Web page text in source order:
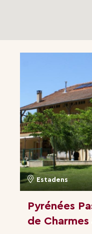
Estadens
Pyrénées
de